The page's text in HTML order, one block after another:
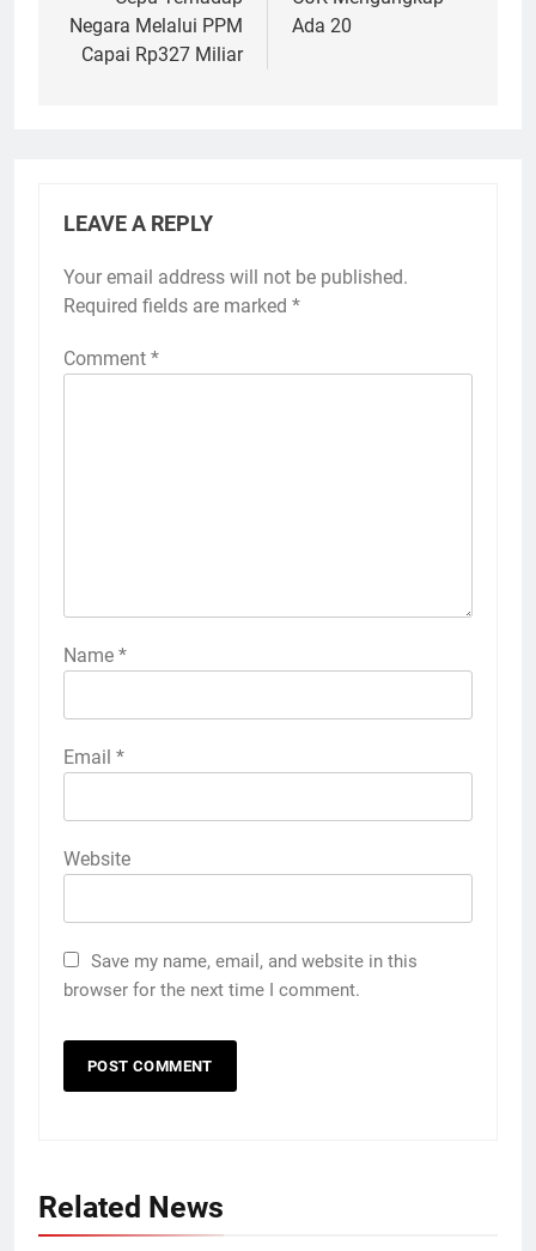
Negara Melalui PPM
Capai Rp327 Miliar
Ada 20
LEAVE A REPLY
Your email address will not be published.
Required fields are marked *
Comment *
Name *
Email *
Website
Save my name, email, and website in this
browser for the next time I comment.
Related Newsdi Rumah Warga Saat Sekolah
Direvitalisasi
SEKOLAH